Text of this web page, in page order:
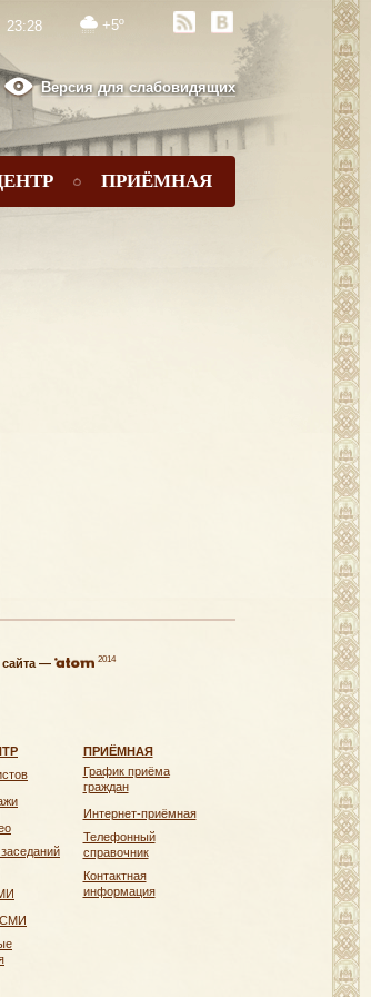
Версия для слабовидящих
23:28 +5º
ПРИЁМНАЯ
сайта — 2014
СМИ
ПРИЁМНАЯ
График приёма
граждан
Интернет-приёмная
Телефонный
справочник
Контактная
информация